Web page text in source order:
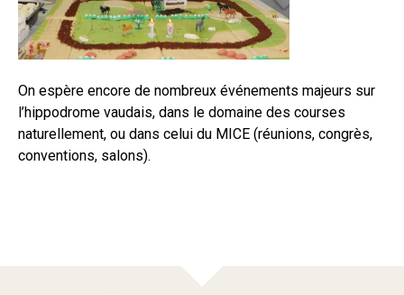
On espère encore de nombreux événements majeurs sur
l’hippodrome vaudais, dans le domaine des courses
naturellement, ou dans celui du MICE (réunions, congrès,
conventions, salons).